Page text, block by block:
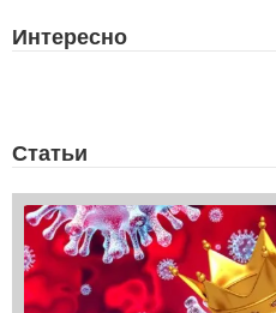
Интересно
Статьи